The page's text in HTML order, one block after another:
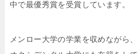
中で最優秀賞を受賞しています。
メンロー大学の学業を収めながら、